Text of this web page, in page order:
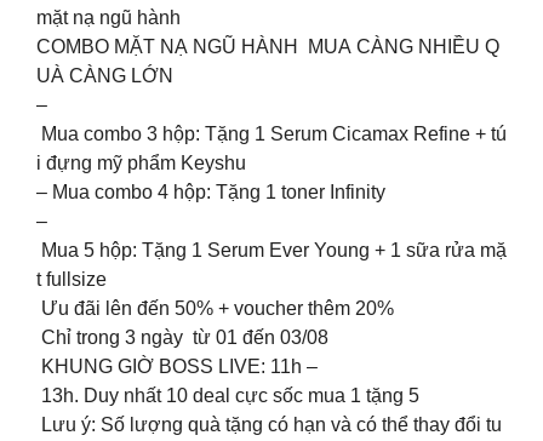
mặt nạ ngũ hành
COMBO MẶT NẠ NGŨ HÀNH MUA CÀNG NHIỀU Q
UÀ CÀNG LỚN
–
Mua combo 3 hộp: Tặng 1 Serum Cicamax Refine + tú
i đựng mỹ phẩm Keyshu
– Mua combo 4 hộp: Tặng 1 toner Infinity
–
Mua 5 hộp: Tặng 1 Serum Ever Young + 1 sữa rửa mặ
t fullsize
Ưu đãi lên đến 50% + voucher thêm 20%
Chỉ trong 3 ngày từ 01 đến 03/08
KHUNG GIỜ BOSS LIVE: 11h –
13h. Duy nhất 10 deal cực sốc mua 1 tặng 5
Lưu ý: Số lượng quà tặng có hạn và có thể thay đổi tu